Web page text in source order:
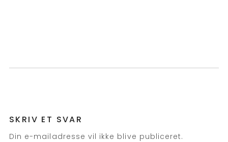
SKRIV ET SVAR
Din e-mailadresse vil ikke blive publiceret.